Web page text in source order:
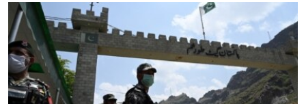
لټون
پاڼې
ته
مراجعه
انځوریزه برخه
ورزش
د کډوالۍ بحران
'کووېډ-۱۹'